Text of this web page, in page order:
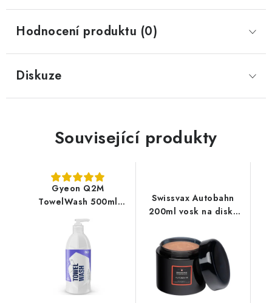
Hodnocení produktu (0)
Diskuze
Související produkty
Gyeon Q2M
TowelWash 500ml
mikrovláknových
utěrek
Swissvax Autobahn
200ml vosk na disky